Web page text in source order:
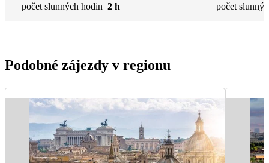
počet slunných hodin 2 h počet
Podobné zájezdy v regionu